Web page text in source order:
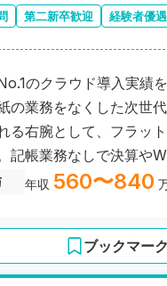
第二新卒歓迎 経験者優遇
のクラウド導入実績
の業務をなくした次世
る右腕として、フラッ
記帳業務なしで決算や
年収 560〜840
ブックマーク